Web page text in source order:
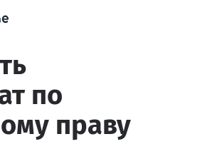
по
праву